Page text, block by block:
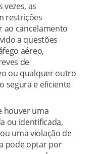
vezes, as
restrições
ao cancelamento
a questões
aéreo,
de
ou qualquer outro
segura e eficiente
houver uma
ou identificada,
uma violação de
pode optar por